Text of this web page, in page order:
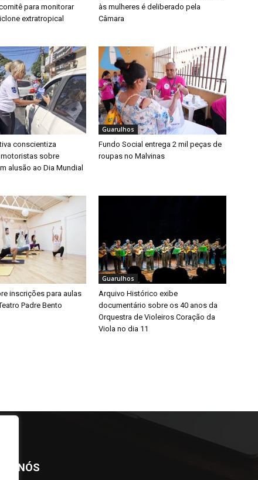
para monitorar
extratropical
às mulheres é deliberado pela
Câmara
conscientiza
sobre
alusão ao Dia Mundial
Guarulhos
Fundo Social entrega 2 mil peças de
roupas no Malvinas
inscrições para aulas
Padre Bento
Guarulhos
Arquivo Histórico exibe
documentário sobre os 40 anos da
Orquestra de Violeiros Coração da
Viola no dia 11
NÓS